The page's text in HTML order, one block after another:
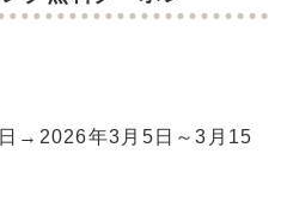
→2026年3月5日～3月15